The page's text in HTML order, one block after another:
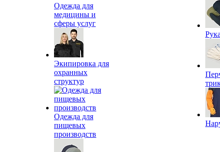
Одежда для
медицины и
сферы услуг
Экипировка для
охранных
структур
Одежда для
пищевых
производств